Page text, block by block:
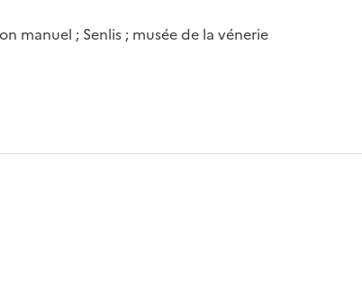
manuel ; Senlis ; musée de la vénerie